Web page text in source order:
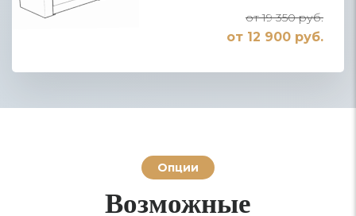
от 19 350 руб.
от 12 900 руб.
Опции
Возможные